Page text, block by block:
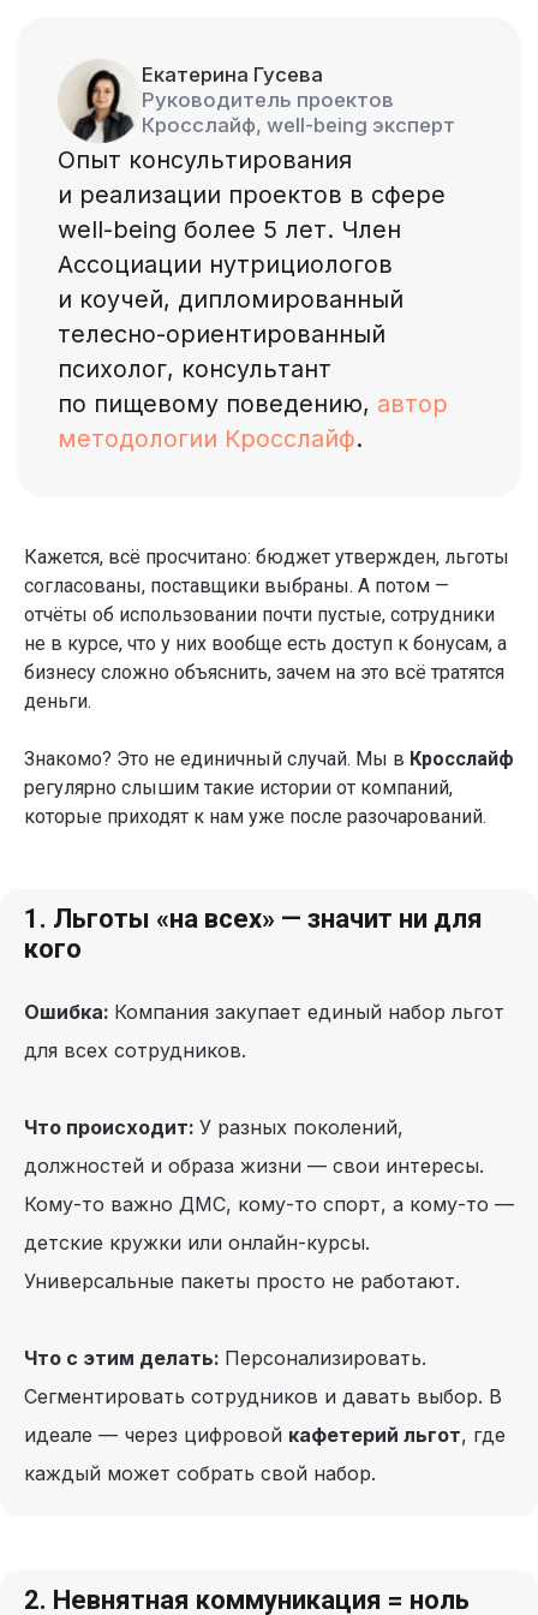
Кажется, всё просчитано: бюджет утвержден, льготы
согласованы, поставщики выбраны. А потом —
отчёты об использовании почти пустые, сотрудники
не в курсе, что у них вообще есть доступ к бонусам, а
бизнесу сложно объяснить, зачем на это всё тратятся
деньги.
Знакомо? Это не единичный случай. Мы в Кросслайф
регулярно слышим такие истории от компаний,
которые приходят к нам уже после разочарований.
1. Льготы «на всех» — значит ни для
кого
Ошибка: Компания закупает единый набор льгот
для всех сотрудников.
Что происходит: У разных поколений,
должностей и образа жизни — свои интересы.
Кому-то важно ДМС, кому-то спорт, а кому-то —
детские кружки или онлайн-курсы.
Универсальные пакеты просто не работают.
Что с этим делать: Персонализировать.
Сегментировать сотрудников и давать выбор. В
идеале — через цифровой кафетерий льгот, где
каждый может собрать свой набор.
2. Невнятная коммуникация = ноль